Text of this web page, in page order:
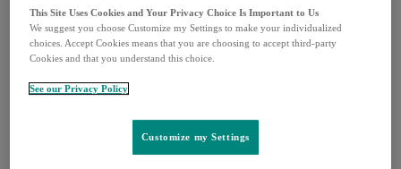
Open
submenu
Terug Therapeutische gebieden
Oncologische aandoeningen
Terug Oncologische aandoeningen
Maagcarcinoom
Lokaal gevorderd cervixcarcinoom
Lokaal gevorderd hoofd-
Niercelcarcinoom
Longcarcinoom
This Site Uses Cookies and Your Privacy Choice Is Important to Us
We suggest you choose Customize my Settings to make your individualized
choices. Accept Cookies means that you are choosing to accept third-party
Cookies and that you understand this choice.
See our Privacy Policy
Customize my Settings